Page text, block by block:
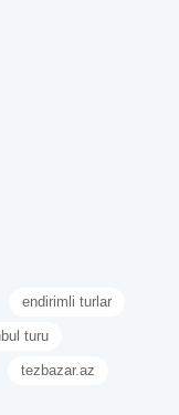
endirimli turlar
turu
tezbazar.az